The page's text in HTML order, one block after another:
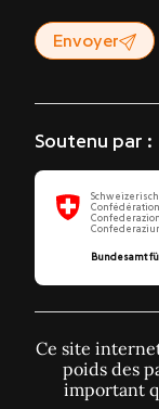
Envoyer
Soutenu par :
Bundesamt
Ce site
poids des
important